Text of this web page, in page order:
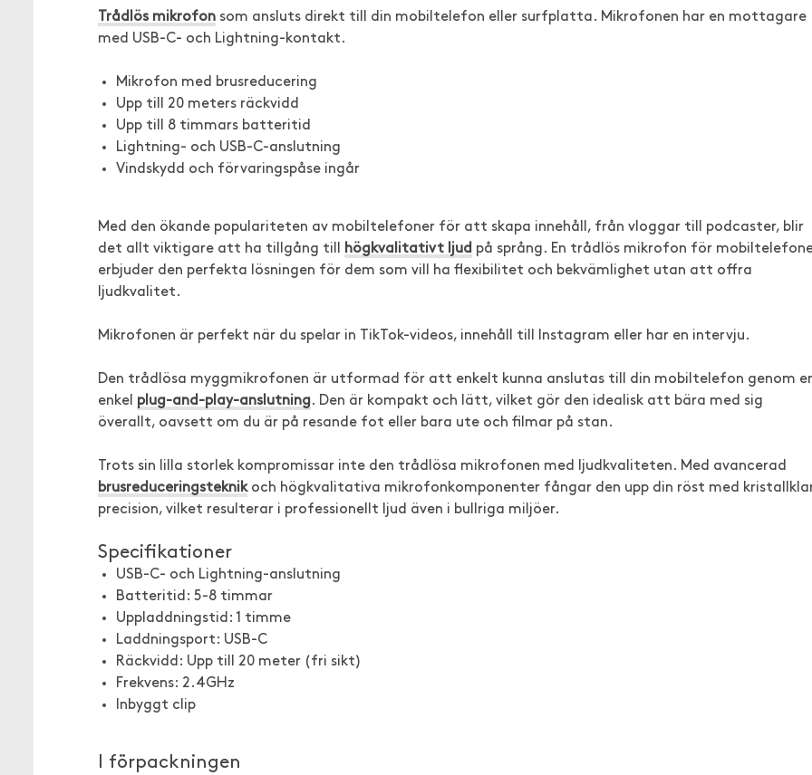
Trådlös mikrofon som ansluts direkt till din mobiltelefon eller surfplatta. Mikrofonen har en mottagare
med USB-C- och Lightning-kontakt.
Mikrofon med brusreducering
Upp till 20 meters räckvidd
Upp till 8 timmars batteritid
Lightning- och USB-C-anslutning
Vindskydd och förvaringspåse ingår
Med den ökande populariteten av mobiltelefoner för att skapa innehåll, från vloggar till podcaster, blir
det allt viktigare att ha tillgång till
högkvalitativt ljud på språng. En trådlös mikrofon för
erbjuder den perfekta lösningen för dem som vill ha flexibilitet och bekvämlighet utan att offra
ljudkvalitet.
Mikrofonen är perfekt när du spelar in TikTok-videos, innehåll till Instagram eller har en intervju.
Den trådlösa myggmikrofonen är utformad för att enkelt kunna anslutas till din mobiltelefon genom
enkel plug-and-play-anslutning. Den är kompakt och lätt, vilket gör den idealisk att bära med sig
överallt, oavsett om du är på resande fot eller bara ute och filmar på stan.
Trots sin lilla storlek kompromissar inte den trådlösa mikrofonen med ljudkvaliteten. Med avancerad
brusreduceringsteknikoch högkvalitativa mikrofonkomponenter fångar den upp din röst med
precision, vilket resulterar i professionellt ljud även i bullriga miljöer.
Specifikationer
USB-C- och Lightning-anslutning
Batteritid: 5-8 timmar
Uppladdningstid: 1 timme
Laddningsport: USB-C
Räckvidd: Upp till 20 meter (fri sikt)
Frekvens: 2.4GHz
Inbyggt clip
I förpackningen